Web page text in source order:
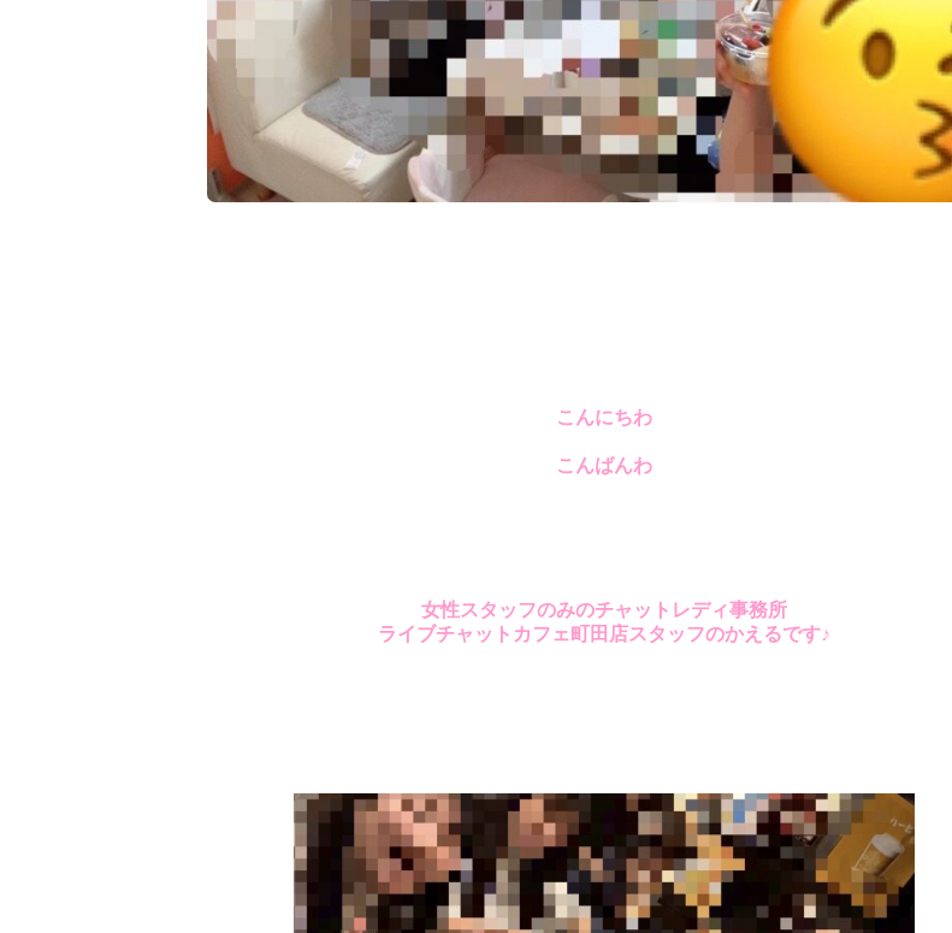
こんにちわ
こんばんわ
女性スタッフのみのチャットレディ事務所
ライブチャットカフェ町田店スタッフのかえるです♪